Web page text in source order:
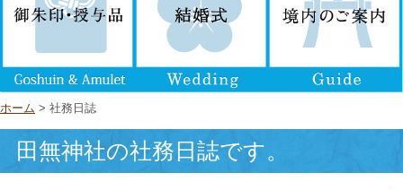
ホーム > 社務日誌
田無神社の社務日誌です。